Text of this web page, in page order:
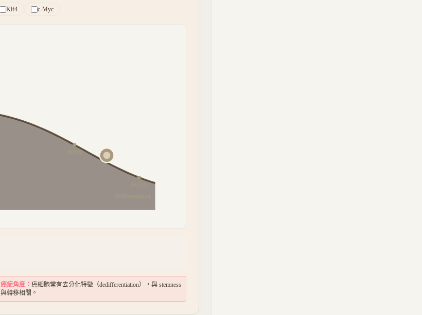
Klf4 c-Myc
癌症角度： 癌細胞常有去分化特徵（dedifferentiation），與 stemness
與轉移相關。